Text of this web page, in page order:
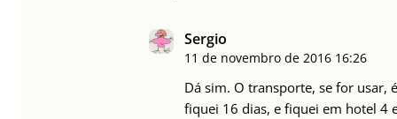
Sergio
11 de novembro de 2016 16:26
Dá sim. O transporte, se for usar,
fiquei 16 dias, e fiquei em hotel 4